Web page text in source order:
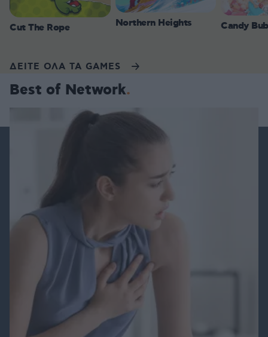
Cut The Rope Northern Heights Candy
ΔΕΙΤΕ ΟΛΑ ΤΑ GAMES
Best of Network